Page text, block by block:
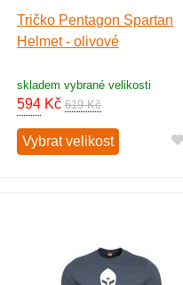
Tričko Pentagon Spartan
Helmet - olivové
skladem vybrané velikosti
594 Kč 619 Kč
Vybrat velikost